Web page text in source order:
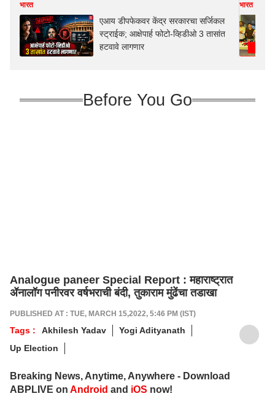
भारत
एआय डीपफेकवर केंद्र सरकारचा सर्जिकल
स्ट्राईक; आक्षेपार्ह फोटो-व्हिडीओ 3 तासांत
हटवावे लागणार
भारत
Before You Go
Analogue paneer Special Report : महाराष्ट्रात
ॲनालॉग पनीरवर वर्षभराची बंदी, तुकाराम मुंढेंचा तडाखा
PUBLISHED AT : TUE, MARCH 15,2022, 5:46 PM (IST)
Tags : Akhilesh Yadav
Yogi Adityanath
Up Election
Breaking News, Anytime, Anywhere - Download
ABPLIVE on Android and iOS now!